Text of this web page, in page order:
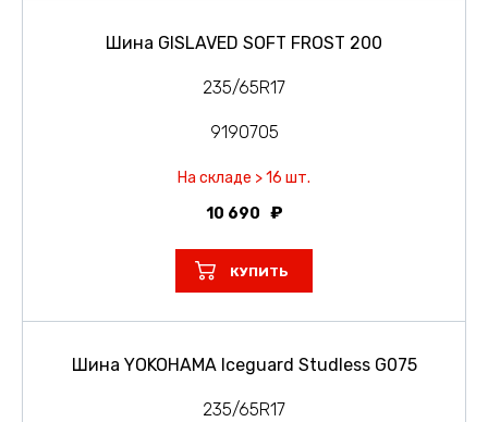
Шина GISLAVED SOFT FROST 200
235/65R17
9190705
На складе > 16 шт.
10 690
КУПИТЬ
Шина YOKOHAMA Iceguard Studless G075
235/65R17